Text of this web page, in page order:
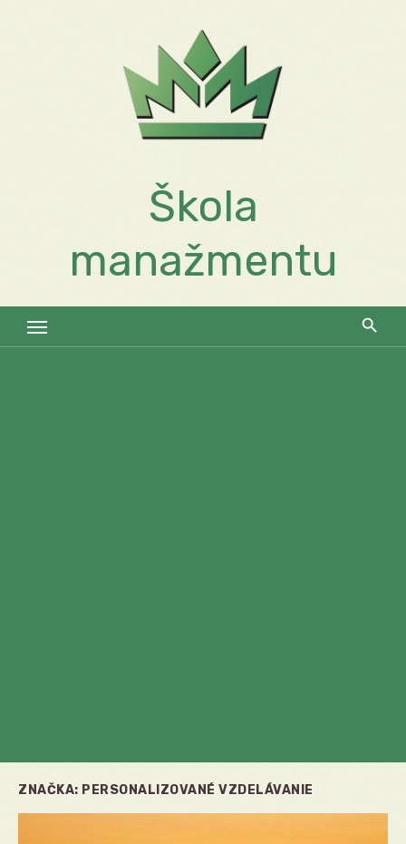
Škola
manažmentu
ZNAČKA: PERSONALIZOVANÉ VZDELÁVANIE